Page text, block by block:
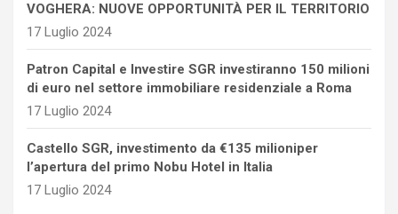
VOGHERA: NUOVE OPPORTUNITÀ PER IL TERRITORIO
17 Luglio 2024
Patron Capital e Investire SGR investiranno 150 milioni
di euro nel settore immobiliare residenziale a Roma
17 Luglio 2024
Castello SGR, investimento da €135 milioniper
l’apertura del primo Nobu Hotel in Italia
17 Luglio 2024